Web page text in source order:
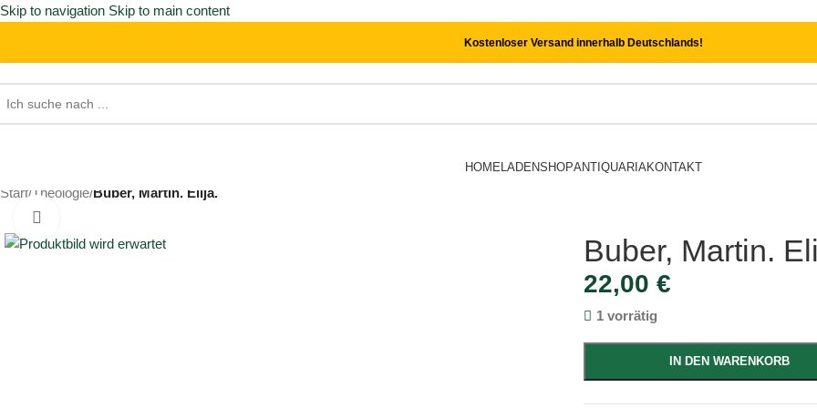
Skip to navigation Skip to main content
Kostenloser Versand innerhalb Deutschlands!
HOME LADENSHOPANTIQUARIAKONTAKT
Start/Theologie/Buber, Martin. Elija.
Buber, Martin.
22,00 €
1 vorrätig
IN DEN WARENKORB